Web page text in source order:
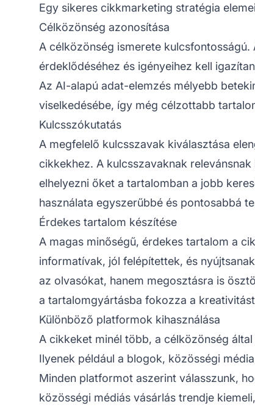
Egy sikeres cikkmarketing stratégia
Célközönség azonosítása
A célközönség ismerete
érdeklődéséhez és igényeihez kell
Az AI-alapú adat-elemzés mélyebb
viselkedésébe, így még célzottabb
Kulcsszókutatás
A megfelelő kulcsszavak kiválasztása
cikkekhez. A kulcsszavaknak
elhelyezni őket a tartalomban a jobb
használata egyszerűbbé és pontosabbá
Érdekes tartalom készítése
A magas minőségű, érdekes tartalom a
informatívak, jól felépítettek, és
az olvasókat, hanem megosztásra is
a tartalomgyártásba fokozza a
Különböző platformok kihasználása
A cikkeket minél több, a célközönség
Ilyenek például a blogok, közösségi
Minden platformot aszerint válasszunk,
közösségi médiás vásárlás trendje